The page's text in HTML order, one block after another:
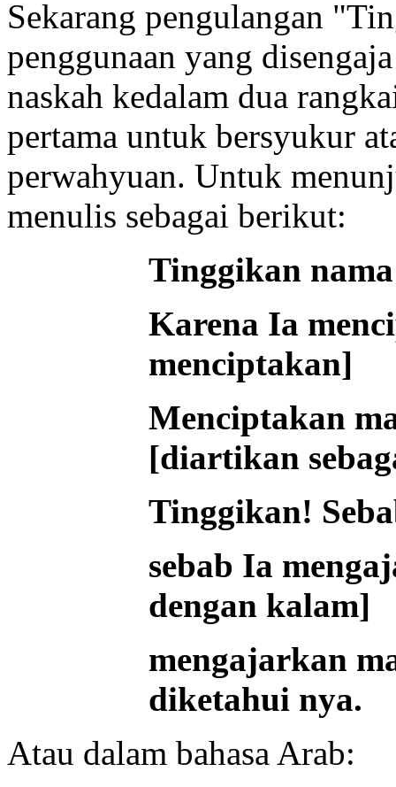
Sekarang pengulangan
penggunaan yang
naskah kedalam dua
pertama untuk bersyukur
perwahyuan. Untuk
menulis sebagai berikut:
Tinggikan
Karena Ia
menciptakan]
Menciptakan
[diartikan
Tinggikan!
sebab Ia
dengan kalam]
mengajarkan
diketahui nya.
Atau dalam bahasa Arab: